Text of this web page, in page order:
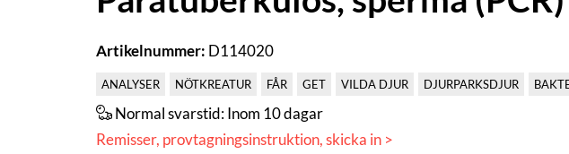
Artikelnummer: D114020
ANALYSER NÖTKREATUR FÅR GET VILDA DJUR DJURPARKSDJUR
Normal svarstid:Inom 10 dagar
Remisser, provtagningsinstruktion, skicka in >